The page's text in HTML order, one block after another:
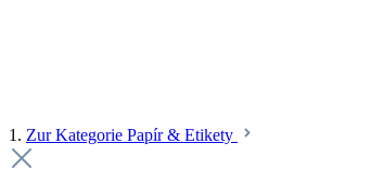
1. Zur Kategorie Papír & Etikety